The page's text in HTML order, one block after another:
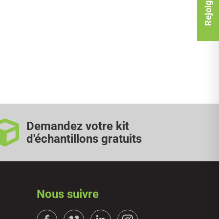
Demandez votre kit
d'échantillons gratuits
Nous suivre